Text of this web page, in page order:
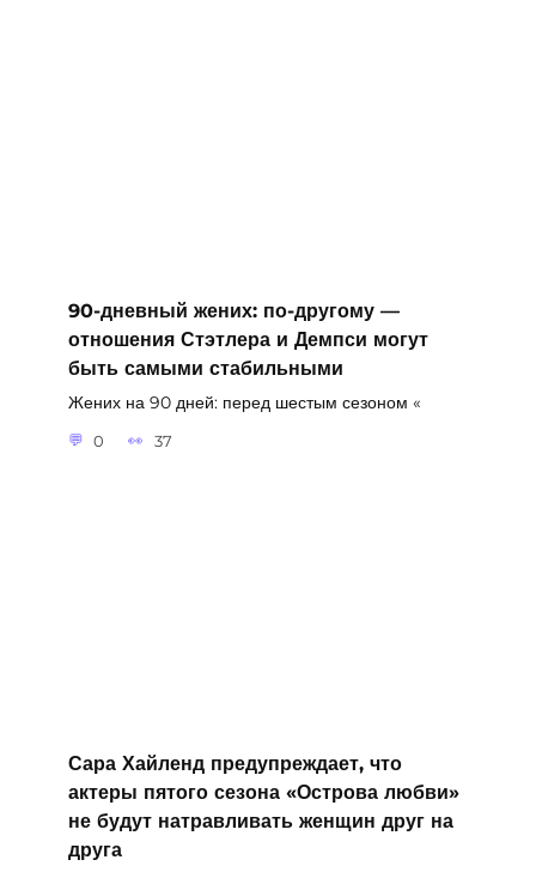
90-дневный жених: по-другому —
отношения Стэтлера и Демпси могут
быть самыми стабильными
Жених на 90 дней: перед шестым сезоном «
0 37
Сара Хайленд предупреждает, что
актеры пятого сезона «Острова любви»
не будут натравливать женщин друг на
друга